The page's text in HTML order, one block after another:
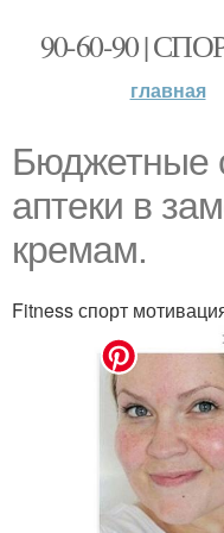
90-60-90 |
главная
Бюджетные
аптеки в
кремам.
Fitness спорт